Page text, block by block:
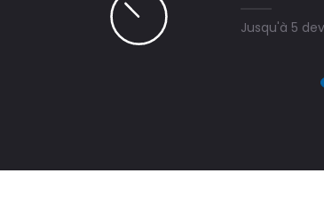
Jusqu'à 5